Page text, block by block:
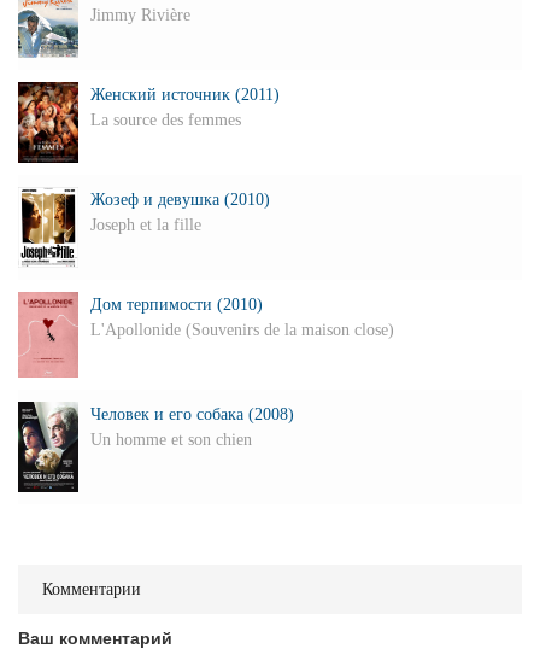
Jimmy Rivière
Женский источник (2011)
La source des femmes
Жозеф и девушка (2010)
Joseph et la fille
Дом терпимости (2010)
L'Apollonide (Souvenirs de la maison close)
Человек и его собака (2008)
Un homme et son chien
Комментарии
Ваш комментарий